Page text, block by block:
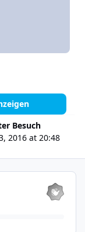
Besuch
2016 at 20:48